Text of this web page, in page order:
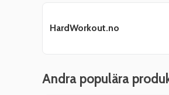
HardWorkout.no
Andra populära